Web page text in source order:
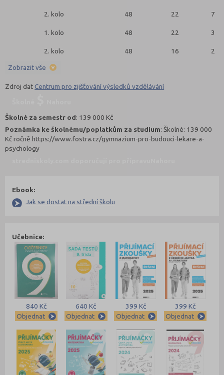
2. kolo 48 22 7
1. kolo 48 22 3
2. kolo 48 16 2
Zobrazit vše
Zdroj datCentrum pro zjišťování výsledků vzdělávání
Školné za semestr od: 139 000 Kč
Poznámka ke školnému/poplatkům za studium: Školné: 139 000
Kč ročně https://www.fostra.cz/gymnazium-pro-budouci-lekare-a-
psychology
Ebook:
Jak se dostat na střední školu
Učebnice:
840 Kč
Objednat
640 Kč
Objednat
399 Kč
Objednat
399 Kč
Objednat